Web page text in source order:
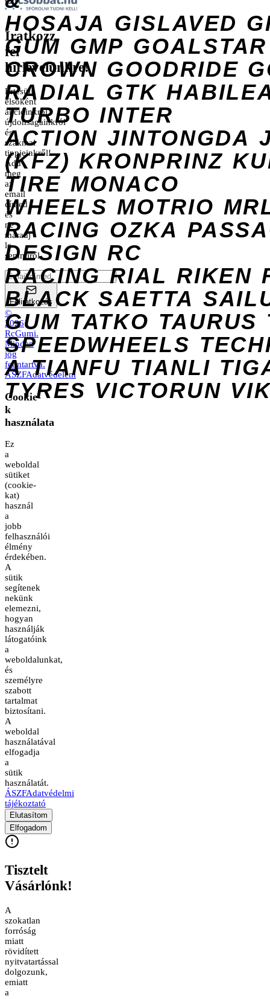
HOSAJA GISLAVED
GUM GMP GOALSTAR
CROWN GOODRIDE
RADIAL GTK
TURBO INTER
ACTION JINTONGDA
(KFZ) KRONPRINZ
TIRE MONACO
WHEELS MOTRIO
RACING OZKA
DESIGN RC
RACING RIAL RIKEN
BLACK SAETTA
GUM TATKO TAURUS
SPEEDWHEELS
A TIANFU TIANLI
TYRES VICTORUN
Iratkozz
fel
hírlevelünkre!
Értesülj
elsőként
akcióinkról,
újdonságainkról
és
szakmai
tippjeinkről!
Add
meg
az
email
címed
és
ne
maradj
le
semmiről.
Feliratkozás
©
2026
RcGumi.
Minden
jog
fenntartva.
ÁSZFAdatvédelem
Cookie-
k
használata
Ez
a
weboldal
sütiket
(cookie-
kat)
használ
a
jobb
felhasználói
élmény
érdekében.
A
sütik
segítenek
nekünk
elemezni,
hogyan
használják
látogatóink
a
weboldalunkat,
és
személyre
szabott
tartalmat
biztosítani.
A
weboldal
használatával
elfogadja
a
sütik
használatát.
ÁSZFAdatvédelmi
tájékoztató
Elutasítom
Elfogadom
Tisztelt
Vásárlónk!
A
szokatlan
forróság
miatt
rövidített
nyitvatartással
dolgozunk,
emiatt
a